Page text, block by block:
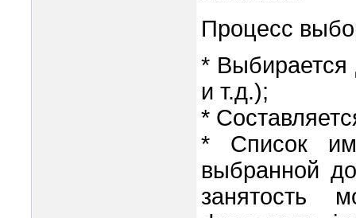
Процесс
* Выбирается
и т.д.);
*
* Список
выбранной
занятость